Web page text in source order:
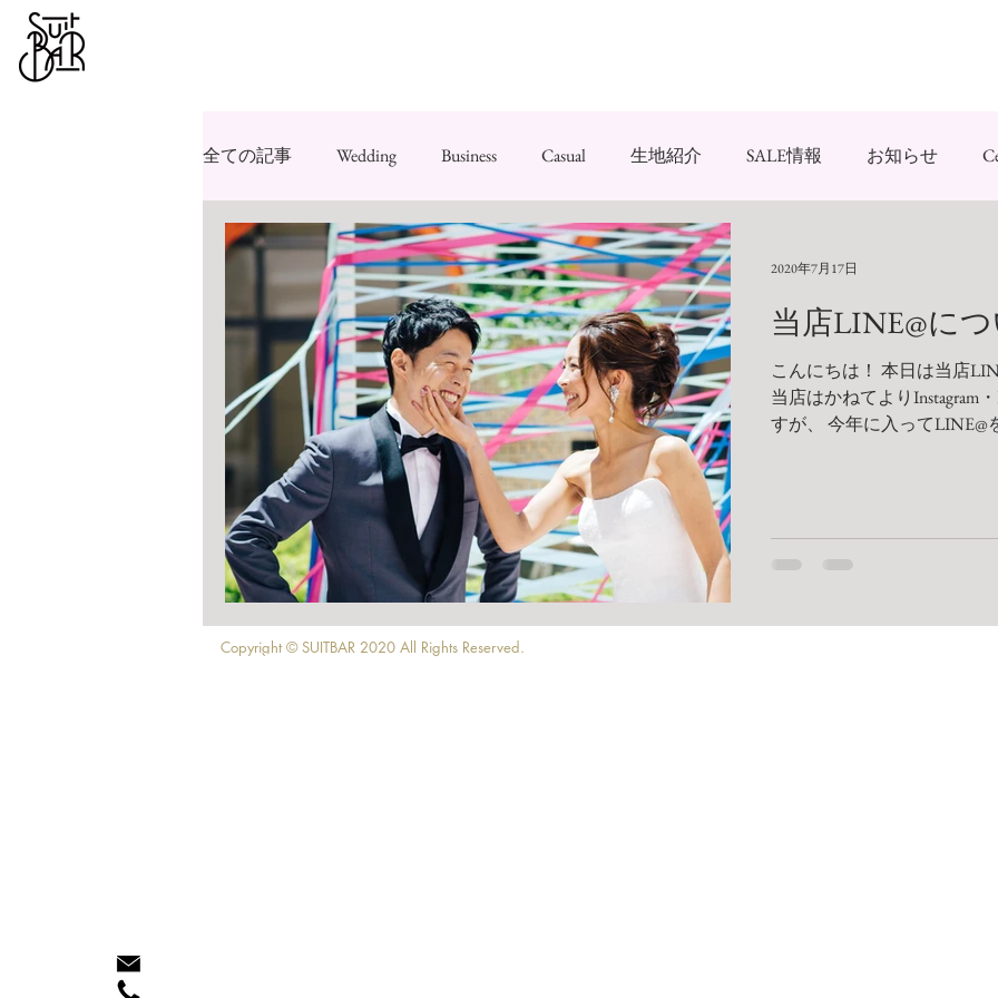
全ての記事 Wedding Business Casual 生地紹介 SALE情報 お知らせ
豆知識 雑談 その他 Uniform
当店LINE@に
こんにちは！ 本日は当店
当店はかねてよりInstagram
すが、 今年に入ってLINE@
2020年7月17日
Copyright © SUITBAR 2020 All Rights Reserved.
directed by yajuha